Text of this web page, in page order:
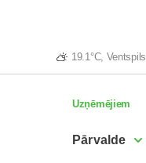
19.1°C, Ventspils
Uzņēmējiem
Pārvalde